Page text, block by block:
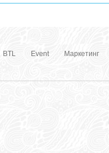
BTL Event Маркетинг